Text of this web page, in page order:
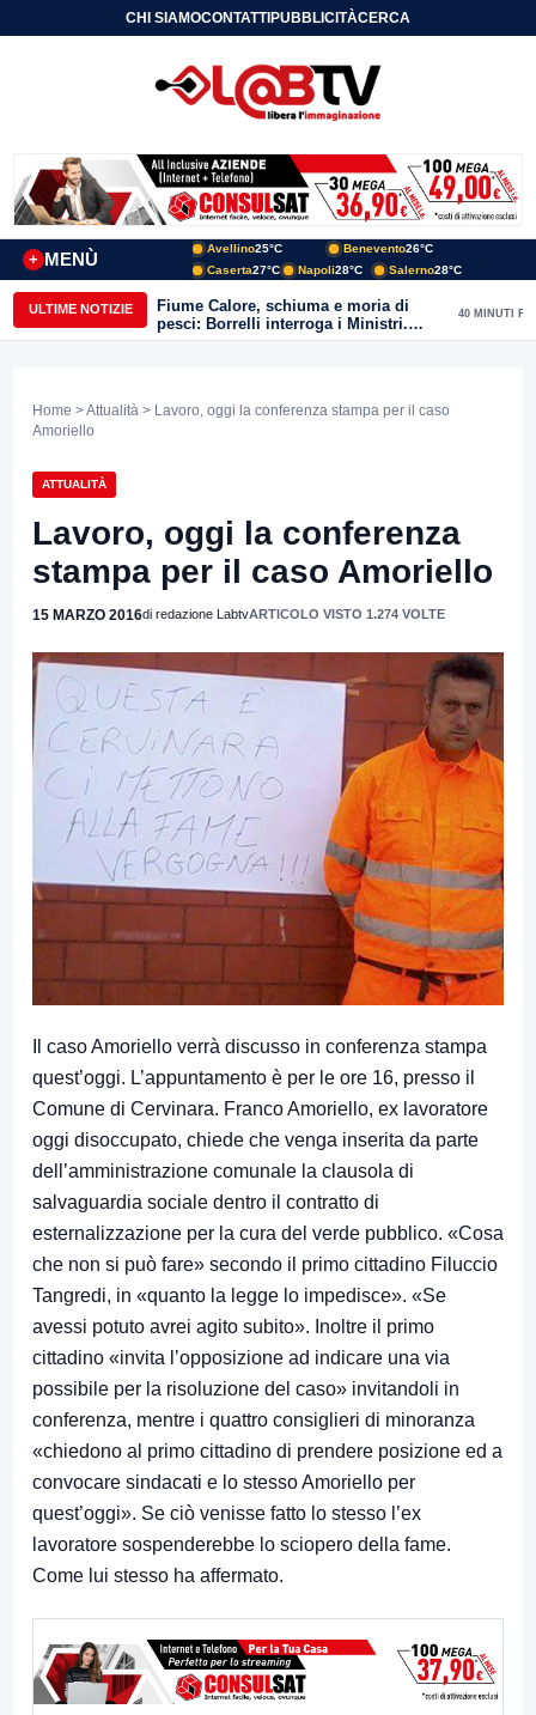
CHI SIAMOCONTATTIPUBBLICITÀCERCA
MENÙ
+
Avellino25°C Benevento26°C
Caserta27°C Napoli28°C Salerno28°C
ULTIME NOTIZIE
Fiume Calore, schiuma e moria di
pesci: Borrelli interroga i Ministri.
“Benevento paga l’assenza del
40 MINUTI FA
Home >Attualità > Lavoro, oggi la conferenza stampa per il caso
Amoriello
ATTUALITÀ
Lavoro, oggi la conferenza
stampa per il caso Amoriello
15 MARZO 2016di redazione LabtvARTICOLO VISTO 1.274 VOLTE
Il caso Amoriello verrà discusso in conferenza stampa
quest’oggi. L’appuntamento è per le ore 16, presso il
Comune di Cervinara. Franco Amoriello, ex lavoratore
oggi disoccupato, chiede che venga inserita da parte
dell’amministrazione comunale la clausola di
salvaguardia sociale dentro il contratto di
esternalizzazione per la cura del verde pubblico. «Cosa
che non si può fare» secondo il primo cittadino Filuccio
Tangredi, in «quanto la legge lo impedisce». «Se
avessi potuto avrei agito subito». Inoltre il primo
cittadino «invita l’opposizione ad indicare una via
possibile per la risoluzione del caso» invitandoli in
conferenza, mentre i quattro consiglieri di minoranza
«chiedono al primo cittadino di prendere posizione ed a
convocare sindacati e lo stesso Amoriello per
quest’oggi». Se ciò venisse fatto lo stesso l’ex
lavoratore sospenderebbe lo sciopero della fame.
Come lui stesso ha affermato.